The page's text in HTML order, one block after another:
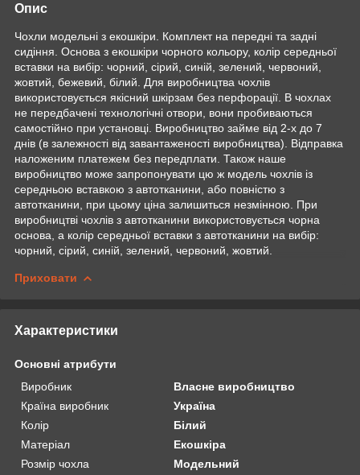
Опис
Чохли модельні з екошкіри. Комплект на передні та задні
сидіння. Основа з екошкіри чорного кольору, колір середньої
вставки на вибір: чорний, сірий, синій, зелений, червоний,
жовтий, бежевий, білий. Для виробництва чохлів
використовується якісний шкірзам без перфорації. В чохлах
не передбачені технологічні отвори, вони пробиваються
самостійно при установці. Виробництво займе від 2-х до 7
днів (в залежності від завантаженості виробництва). Відправка
наложеним платежем без передплати. Також наше
виробництво може запропонувати цю ж модель чохлів із
середньою вставкою з автотканини, або повністю з
автотканини, при цьому ціна залишиться незмінною. При
виробництві чохлів з автотканини використовується чорна
основа, а колір середньої вставки з автотканини на вибір:
чорний, сірий, синій, зелений, червоний, жовтий.
Приховати
Характеристики
Основні атрибути
Виробник
Власне виробництво
Країна виробник
Україна
Колір
Білий
Матеріал
Екошкіра
Розмір чохла
Модельний